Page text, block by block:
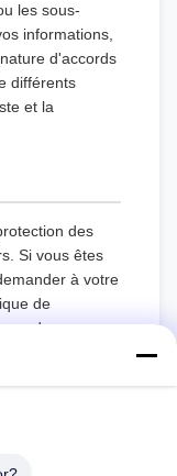
les sous-
informations,
d'accords
différents
et la
des
Si vous êtes
à votre
de
ou de nous
obtenu le